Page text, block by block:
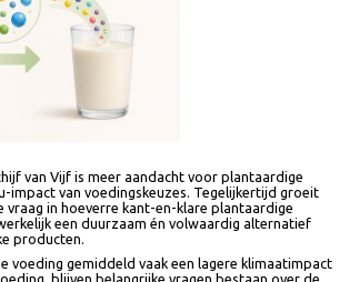
van Vijf is meer aandacht voor plantaardige
impact van voedingskeuzes. Tegelijkertijd groeit
vraag in hoeverre kant-en-klare plantaardige
een duurzaam én volwaardig alternatief
producten.